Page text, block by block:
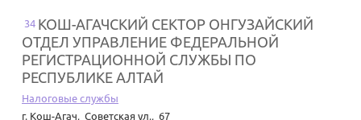
34 КОШ-АГАЧСКИЙ СЕКТОР ОНГУЗАЙСКИЙ
ОТДЕЛ УПРАВЛЕНИЕ ФЕДЕРАЛЬНОЙ
РЕГИСТРАЦИОННОЙ СЛУЖБЫ ПО
РЕСПУБЛИКЕ АЛТАЙ
Налоговые службы
г. Кош-Агач, Советская ул., 67